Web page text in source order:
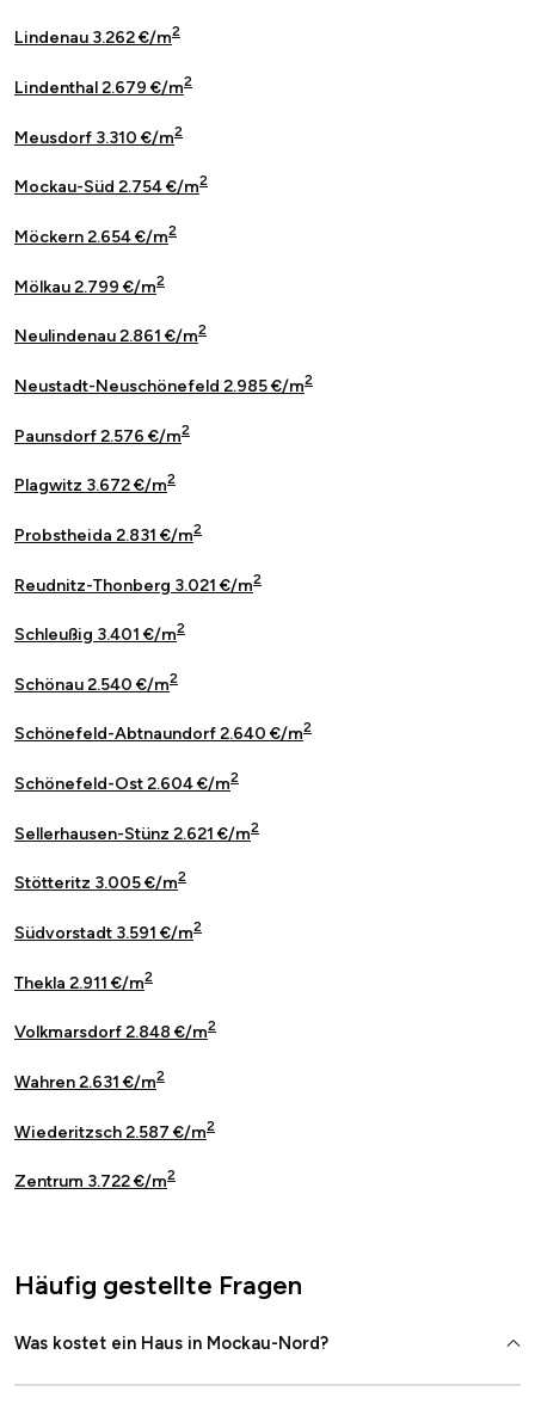
Lindenau 3.262 €/m2
Lindenthal 2.679 €/m2
Meusdorf 3.310 €/m2
Mockau-Süd 2.754 €/m2
Möckern 2.654 €/m2
Mölkau 2.799 €/m2
Neulindenau 2.861 €/m2
Neustadt-Neuschönefeld 2.985 €/m2
Paunsdorf 2.576 €/m2
Plagwitz 3.672 €/m2
Probstheida 2.831 €/m2
Reudnitz-Thonberg 3.021 €/m2
Schleußig 3.401 €/m2
Schönau 2.540 €/m2
Schönefeld-Abtnaundorf 2.640 €/m2
Schönefeld-Ost 2.604 €/m2
Sellerhausen-Stünz 2.621 €/m2
Stötteritz 3.005 €/m2
Südvorstadt 3.591 €/m2
Thekla 2.911 €/m2
Volkmarsdorf 2.848 €/m2
Wahren 2.631 €/m2
Wiederitzsch 2.587 €/m2
Zentrum 3.722 €/m2
Häufig gestellte Fragen
Was kostet ein Haus in Mockau-Nord?